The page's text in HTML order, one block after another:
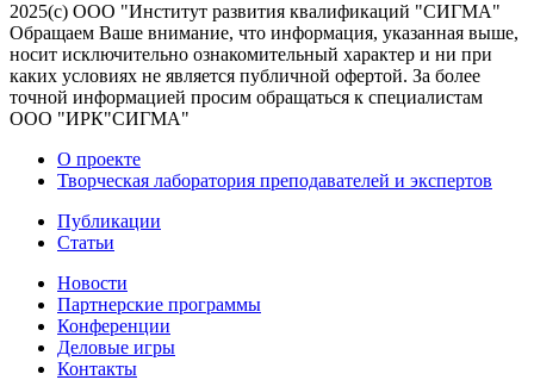
2025(с) ООО "Институт развития квалификаций "СИГМА"
Обращаем Ваше внимание, что информация, указанная выше,
носит исключительно ознакомительный характер и ни при
каких условиях не является публичной офертой. За более
точной информацией просим обращаться к специалистам
ООО "ИРК"СИГМА"
О проекте
Творческая лаборатория преподавателей и экспертов
Публикации
Статьи
Новости
Партнерские программы
Конференции
Деловые игры
Контакты